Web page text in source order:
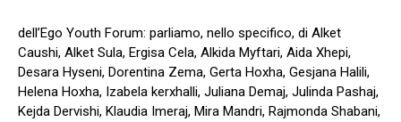
dell’Ego Youth Forum: parliamo, nello specifico, di Alket
Caushi, Alket Sula, Ergisa Cela, Alkida Myftari, Aida Xhepi,
Desara Hyseni, Dorentina Zema, Gerta Hoxha, Gesjana Halili,
Helena Hoxha, Izabela kerxhalli, Juliana Demaj, Julinda Pashaj,
Kejda Dervishi, Klaudia Imeraj, Mira Mandri, Rajmonda Shabani,